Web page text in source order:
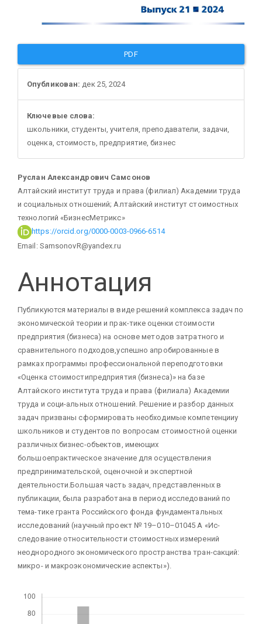
PDF
Опубликован: дек 25, 2024
Ключевые слова:
школьники, студенты, учителя, преподаватели, задачи,
оценка, стоимость, предприятие, бизнес
Основное
содержание
статьи
Руслан Александрович Самсонов
Алтайский институт труда и права (филиал) Академии труда
и социальных отношений; Алтайский институт стоимостных
технологий «БизнесМетрикс»
https://orcid.org/0000-0003-0966-6514
Email: SamsonovR@yandex.ru
Аннотация
Публикуются материалы в виде решений комплекса задач по
экономической теории и прак-тике оценки стоимости
предприятия (бизнеса) на основе методов затратного и
сравнительного подходов,успешно апробированные в
рамках программы профессиональной переподготовки
«Оценка стоимостипредприятия (бизнеса)» на базе
Алтайского института труда и права (филиала) Академии
труда и соци-альных отношений. Решение и разбор данных
задач призваны сформировать необходимые компетенцииу
школьников и студентов по вопросам стоимостной оценки
различных бизнес-объектов, имеющих
большоепрактическое значение для осуществления
предпринимательской, оценочной и экспертной
деятельности.Большая часть задач, представленных в
публикации, была разработана в период исследований по
тема-тике гранта Российского фонда фундаментальных
исследований (научный проект № 19–010–01045 А «Ис-
следование относительности стоимостных измерений
неоднородного экономического пространства тран-сакций:
микро- и макроэкономические аспекты»).